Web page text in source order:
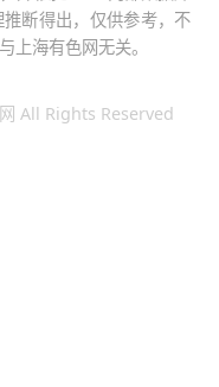
断得出，仅供参考，不
上海有色网无关。
All Rights Reserved